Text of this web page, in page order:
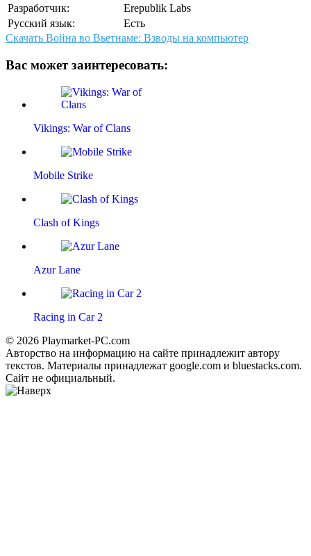
Разработчик:
Erepublik Labs
Русский язык:
Есть
Скачать Война во Вьетнаме: Взводы на компьютер
Вас может заинтересовать:
Vikings: War of Clans
Mobile Strike
Clash of Kings
Azur Lane
Racing in Car 2
© 2026 Playmarket-PC.com
Авторство на информацию на сайте принадлежит автору
текстов. Материалы принадлежат google.com и bluestacks.com.
Сайт не официальный.